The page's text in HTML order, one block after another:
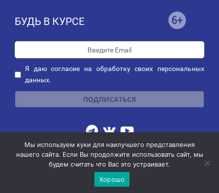
БУДЬ В КУРСЕ
Я даюсогласие на обработку своих персональных
данных.
Публичная оферта о заключении договора пожертвования
Политика обработки персональных данных
Политика рассылок
© 2014-2026 АНО благотворительных и социальных программ
"СИНЯЯ ПТИЦА"
Мы используем куки для наилучшего представления
нашего сайта. Если Вы продолжите использовать сайт, мы
будем считать что Вас это устраивает.
Хорошо